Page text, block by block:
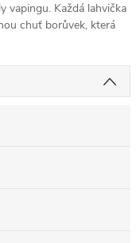
vapingu. Každá lahvička
chuť borůvek, která